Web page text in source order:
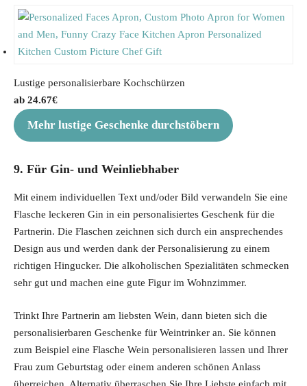
Lustige personalisierbare Kochschürzen
24.67€
Mehr lustige Geschenke durchstöbern
9. Für Gin- und Weinliebhaber
Mit einem individuellen Text und/oder Bild verwandeln Sie eine
Flasche leckeren Gin in ein personalisiertes Geschenk für die
Partnerin. Die Flaschen zeichnen sich durch ein ansprechendes
Design aus und werden dank der Personalisierung zu einem
richtigen Hingucker. Die alkoholischen Spezialitäten schmecken
sehr gut und machen eine gute Figur im Wohnzimmer.
Trinkt Ihre Partnerin am liebsten Wein, dann bieten sich die
personalisierbaren Geschenke für Weintrinker an. Sie können
zum Beispiel eine Flasche Wein personalisieren lassen und Ihrer
Frau zum Geburtstag oder einem anderen schönen Anlass